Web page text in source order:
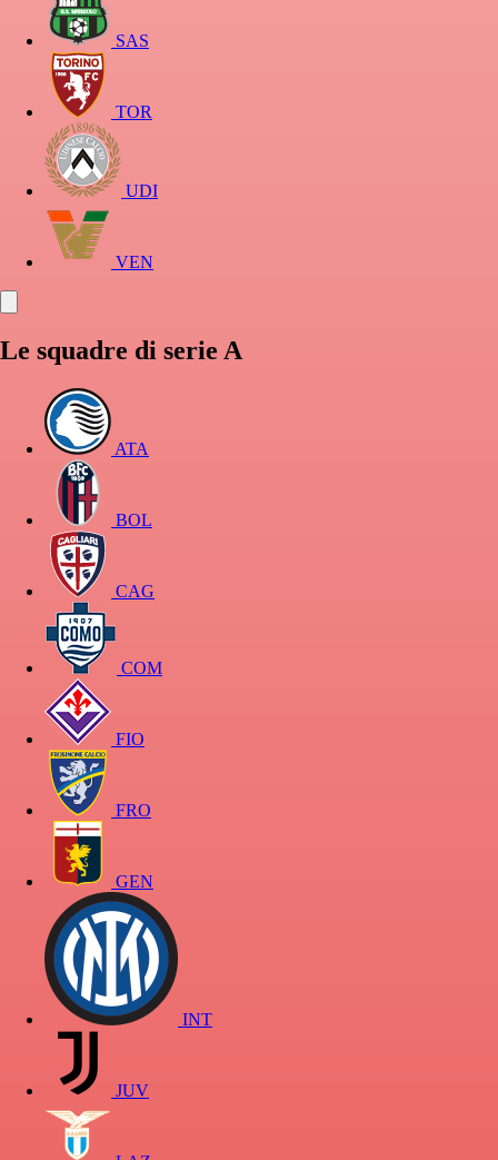
SAS
TOR
UDI
VEN
Le squadre di serie A
ATA
BOL
CAG
COM
FIO
FRO
GEN
INT
JUV